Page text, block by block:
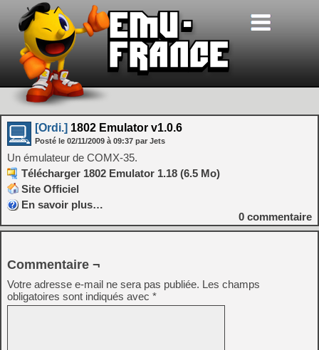
[Ordi.] 1802 Emulator v1.0.6
Posté le 02/11/2009 à 09:37 par Jets
Un émulateur de COMX-35.
Télécharger 1802 Emulator 1.18 (6.5 Mo)
Site Officiel
En savoir plus…
0 commentaire
Commentaire ¬
Votre adresse e-mail ne sera pas publiée. Les champs
obligatoires sont indiqués avec *